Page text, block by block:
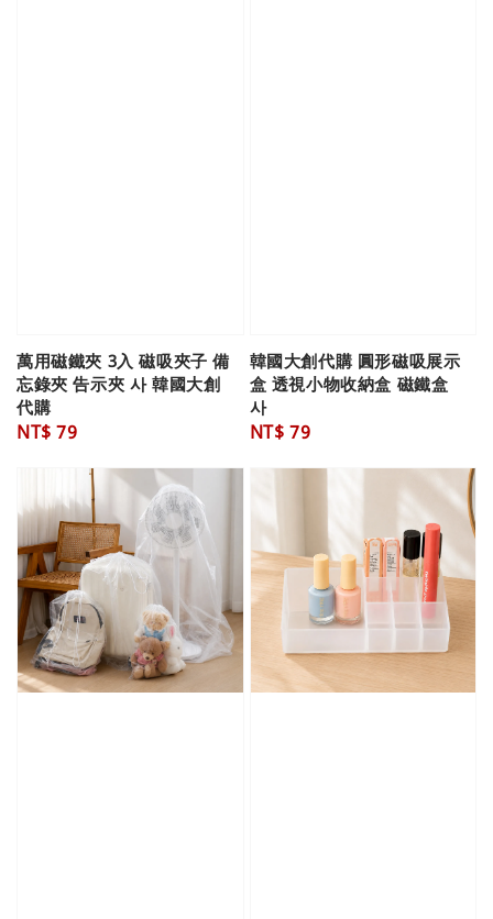
萬用磁鐵夾 3入 磁吸夾子 備
忘錄夾 告示夾 사 韓國大創
代購
Regular
NT$ 79
韓國大創代購 圓形磁吸展示
盒 透視小物收納盒 磁鐵盒
사
Regular
NT$ 79